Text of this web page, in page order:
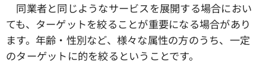
同業者と同じようなサービスを展開する場合におい
ても、ターゲットを絞ることが重要になる場合があり
ます。年齢・性別など、様々な属性の方のうち、一定
のターゲットに的を絞るということです。